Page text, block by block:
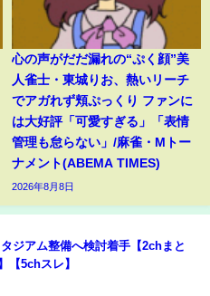
心の声がだだ漏れの“ぷく顔”美
人雀士・東城りお、熱いリーチ
でアガれず頬ぷっくり ファンに
は大好評「可愛すぎる」「表情
管理も怠らない」/麻雀・Mトー
ナメント(ABEMA TIMES)
2026年8月8日
ジアム整備へ検討着手【2chまと
【5chスレ】